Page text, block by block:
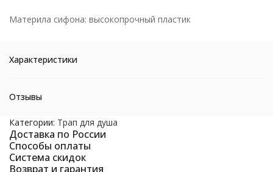
Материла сифона: высокопрочный пластик
Характеристики
Отзывы
Категории: Трап для душа
Доставка по России
Способы оплаты
Система скидок
Возврат и гарантия